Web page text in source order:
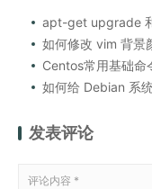
apt-get upgrade
如何修改 vim 背景
Centos常用基础命
如何给 Debian 系
发表评论